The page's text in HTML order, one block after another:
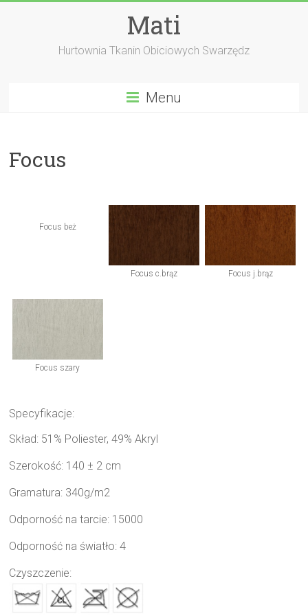
Mati
Hurtownia Tkanin Obiciowych Swarzędz
Menu
Focus
Focus beż
Focus c.brąz Focus j.brąz
Focus szary
Specyfikacje:
Skład: 51% Poliester, 49% Akryl
Szerokość: 140 ± 2 cm
Gramatura: 340g/m2
Odporność na tarcie: 15000
Odporność na światło: 4
Czyszczenie: